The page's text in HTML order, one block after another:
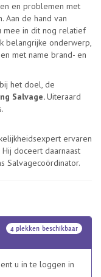
en problemen met
Aan de hand van
mee in dit nog relatief
belangrijke onderwerp,
met name brand- en
het doel, de
Salvage.Uiteraard
ervaren
doceert daarnaast
Salvagecoördinator.
4 plekken beschikbaar
u in te loggen in